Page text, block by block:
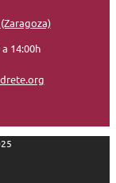
14:00h